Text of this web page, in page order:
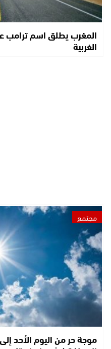
المغرب يطلق اسم ترامب
الغربية
مجتمع
موجة حر من اليوم الأحد